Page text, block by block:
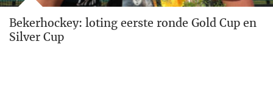
Bekerhockey: loting eerste ronde Gold Cup en
Silver Cup